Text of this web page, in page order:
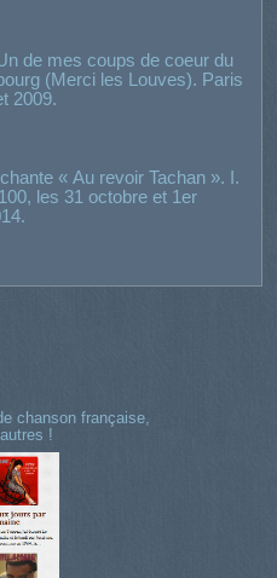
de mes coups de coeur du
(Merci les Louves). Paris
2009.
« Au revoir Tachan ». I.
les 31 octobre et 1er
chanson française,
!